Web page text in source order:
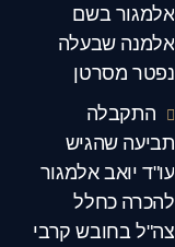
אלמגור בשם
אלמנה שבעלה
נפטר מסרטן
התקבלה
תביעה שהגיש
עו"ד יואב אלמגור
להכרה כחלל
צה"ל בחובש קרבי